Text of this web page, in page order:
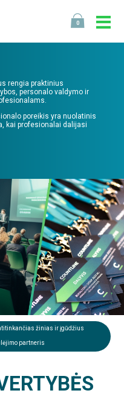
0
rengia praktinius
personalo valdymo ir
poreikis yra nuolatinis
kai profesionalai dalijasi
žinias ir įgūdžius
partneris